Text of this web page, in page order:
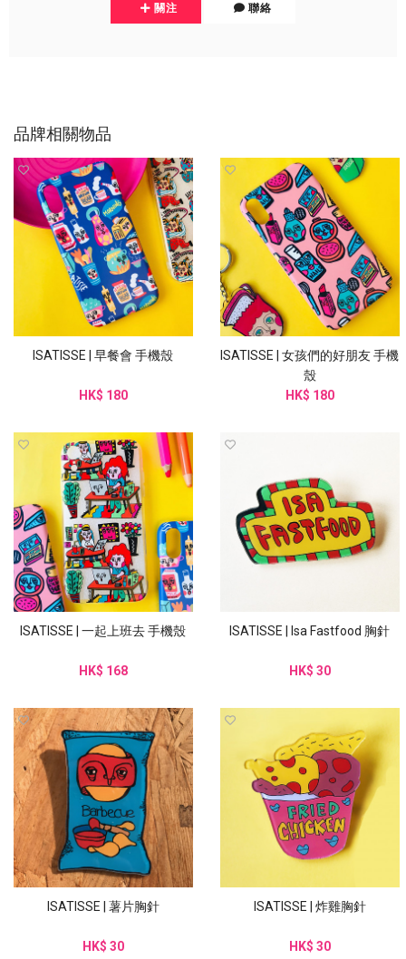
關注 聯絡
品牌相關物品
ISATISSE | 早餐會 手機殼
HK$ 180
ISATISSE | 女孩們的好朋友 手機
殼
HK$ 180
ISATISSE | 一起上班去 手機殼
HK$ 168
ISATISSE | Isa Fastfood 胸針
HK$ 30
ISATISSE | 薯片胸針
HK$ 30
ISATISSE | 炸雞胸針
HK$ 30